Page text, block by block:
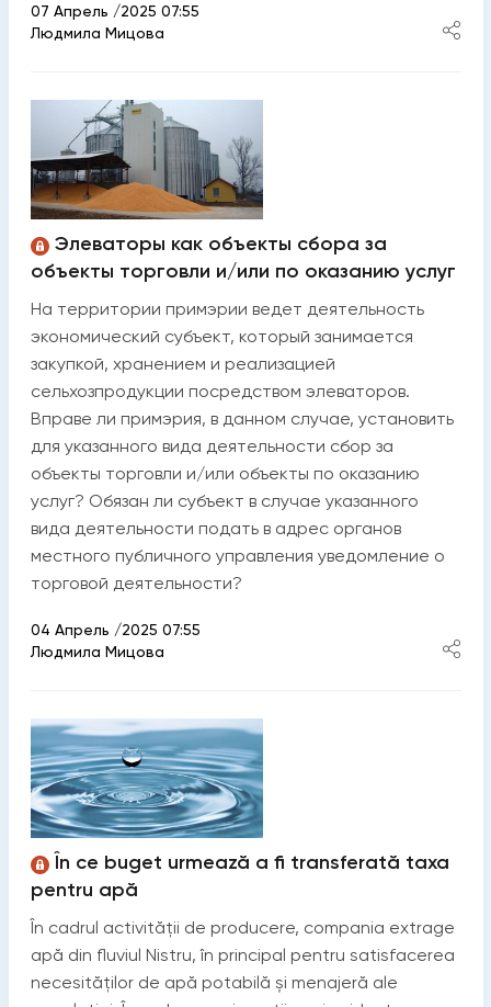
07 Апрель /2025 07:55
Людмила Мицова
Элеваторы как объекты сбора за
объекты торговли и/или по оказанию услуг
На территории примэрии ведет деятельность
экономический субъект, который занимается
закупкой, хранением и реализацией
сельхозпродукции посредством элеваторов.
Вправе ли примэрия, в данном случае, установить
для указанного вида деятельности сбор за
объекты торговли и/или объекты по оказанию
услуг? Обязан ли субъект в случае указанного
вида деятельности подать в адрес органов
местного публичного управления уведомление о
торговой деятельности?
04 Апрель /2025 07:55
Людмила Мицова
În ce buget urmează a fi transferată taxa
pentru apă
În cadrul activității de producere, compania extrage
apă din fluviul Nistru, în principal pentru satisfacerea
necesităților de apă potabilă și menajeră ale